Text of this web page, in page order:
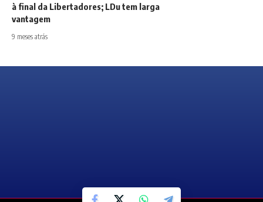
à final da Libertadores; LDu tem larga
vantagem
9 meses atrás